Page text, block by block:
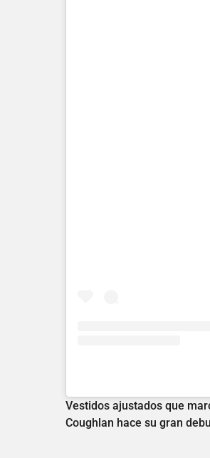
Vestidos ajustados que
Coughlan hace su gran